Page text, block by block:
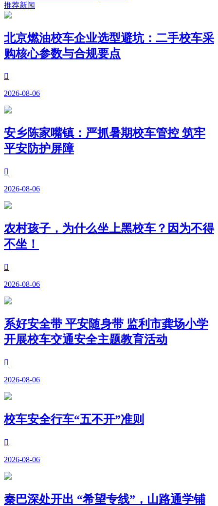
推荐新闻
北京燃油校车企业选型避坑：二手校车采
购核心参数与合规要点

2026-08-06
安乡陈家嘴镇：严抓暑期校车管控 筑牢
平安防护屏障

2026-08-06
农村孩子，为什么坐上黑校车？因为不得
不坐！

2026-08-06
系好安全带 平安随身带 监利市龚场小学
开展校车交通安全主题教育活动

2026-08-06
校车安全行车“五不开”准则

2026-08-06
秦巴深处开出 “希望专线”，山路通学铺